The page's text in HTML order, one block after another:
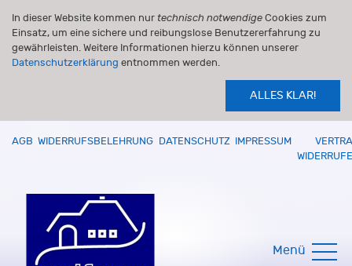
In dieser Website kommen nur technisch notwendige Cookies zum
Einsatz, um eine sichere und reibungslose Benutzererfahrung zu
gewährleisten. Weitere Informationen hierzu können unserer
Datenschutzerklärung entnommen werden.
ALLES KLAR!
AGB WIDERRUFSBELEHRUNG DATENSCHUTZ IMPRESSUM
Menü